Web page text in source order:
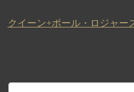
クイーン+ポール・ロジャ